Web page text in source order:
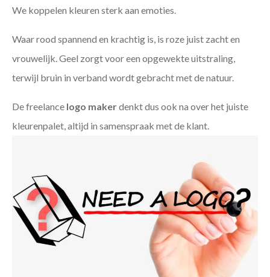
We koppelen kleuren sterk aan emoties.
Waar rood spannend en krachtig is, is roze juist zacht en
vrouwelijk. Geel zorgt voor een opgewekte uitstraling,
terwijl bruin in verband wordt gebracht met de natuur.
De freelance logo makerdenkt dus ook na over het juiste
kleurenpalet, altijd in samenspraak met de klant.